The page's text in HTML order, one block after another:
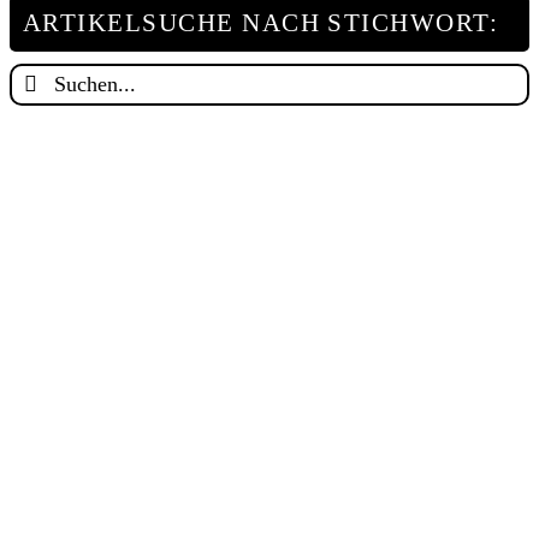
ARTIKELSUCHE NACH STICHWORT:
Suche